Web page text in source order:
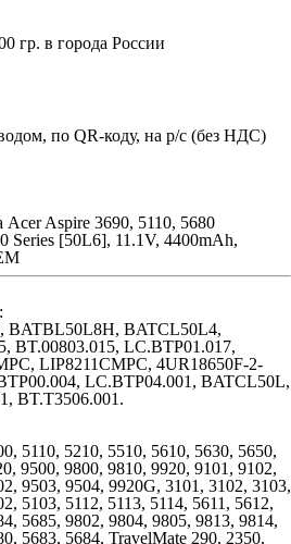
гр. в города России
по QR-коду, на р/с (без НДС)
Acer Aspire 3690, 5110, 5680
Series [50L6], 11.1V, 4400mAh,
BATBL50L8H, BATCL50L4,
BT.00803.015, LC.BTP01.017,
LIP8211CMPC, 4UR18650F-2-
LC.BTP04.001, BATCL50L,
BT.T3506.001.
5110, 5210, 5510, 5610, 5630, 5650,
9500, 9800, 9810, 9920, 9101, 9102,
9503, 9504, 9920G, 3101, 3102, 3103,
5103, 5112, 5113, 5114, 5611, 5612,
5685, 9802, 9804, 9805, 9813, 9814,
5683, 5684, TravelMate 290, 2350,